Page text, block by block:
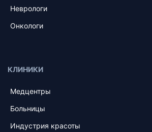
Неврологи
Онкологи
КЛИНИКИ
Медцентры
Больницы
Индустрия красоты